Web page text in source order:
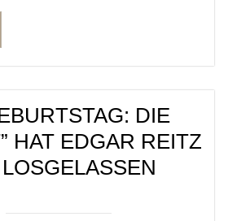
DIE
HAT EDGAR REITZ